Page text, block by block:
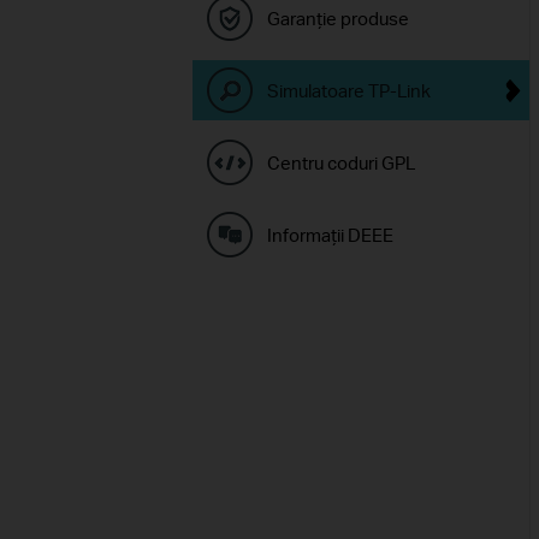
Garanție produse
Simulatoare TP-Link
Centru coduri GPL
Informaţii DEEE